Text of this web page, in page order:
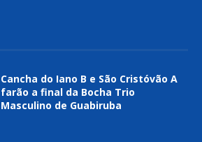
Cancha do Iano B e São Cristóvão A
farão a final da Bocha Trio
Masculino de Guabiruba